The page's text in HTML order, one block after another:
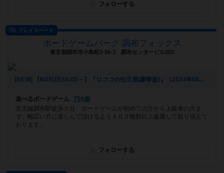
フォローする
プレイスペース
ボードゲームパーク 調布フォックス
東京都調布市小島町2-56-3 調布センタービル203
[NEW] 【8/25(日)10:00～】『ロココの仕立屋(豪華版)』（2024年08月24日 17時44分）
遊べるボードゲーム
759個
京王線調布駅徒歩５分。ボードゲームが初めての方から上級者の方ま
で、幅広い方に楽しんで頂けるよう４００種類以上厳選して取り揃えて
おります...
フォローする